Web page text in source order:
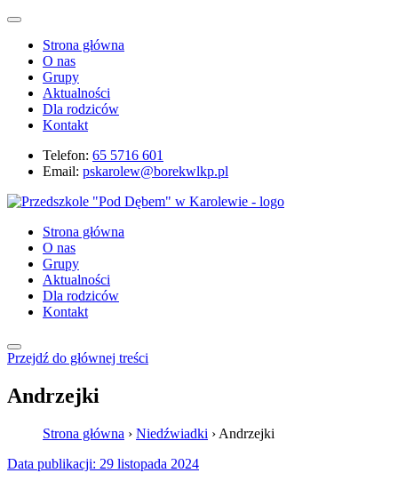
Strona główna
O nas
Grupy
Aktualności
Dla rodziców
Kontakt
Telefon: 65 5716 601
Email: pskarolew@borekwlkp.pl
Strona główna
O nas
Grupy
Aktualności
Dla rodziców
Kontakt
Przejdź do głównej treści
Andrzejki
Strona główna › Niedźwiadki › Andrzejki
Data publikacji: 29 listopada 2024